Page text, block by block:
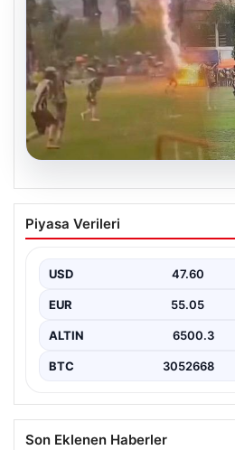
04.08.2026
Olmaz denen oldu! Maç
yıldırım çarptı: O
Piyasa Verileri
USD 47.60
EUR 55.05
ALTIN 6500.3
BTC 3052668
Son Eklenen Haberler